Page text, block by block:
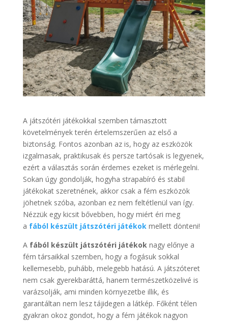
A játszótéri játékokkal szemben támasztott
követelmények terén értelemszerűen az első a
biztonság. Fontos azonban az is, hogy az eszközök
izgalmasak, praktikusak és persze tartósak is legyenek,
ezért a választás során érdemes ezeket is mérlegelni.
Sokan úgy gondolják, hogyha strapabíró és stabil
játékokat szeretnének, akkor csak a fém eszközök
jöhetnek szóba, azonban ez nem feltétlenül van így.
Nézzük egy kicsit bővebben, hogy miért éri meg
a fából készült játszótéri játékokmellett dönteni!
A fából készült játszótéri játékoknagy előnye a
fém társaikkal szemben, hogy a fogásuk sokkal
kellemesebb, puhább, melegebb hatású. A játszóteret
nem csak gyerekbaráttá, hanem természetközelivé is
varázsolják, ami minden környezetbe illik, és
garantáltan nem lesz tájidegen a látkép. Főként télen
gyakran okoz gondot, hogy a fém játékok nagyon